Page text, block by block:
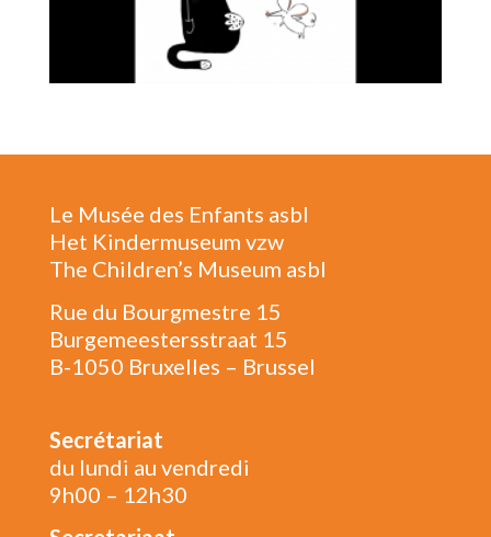
Le Musée des Enfants asbl
Het Kindermuseum vzw
The Children’s Museum asbl
Rue du Bourgmestre 15
Burgemeestersstraat 15
B-1050 Bruxelles – Brussel
Secrétariat
du lundi au vendredi
9h00 – 12h30